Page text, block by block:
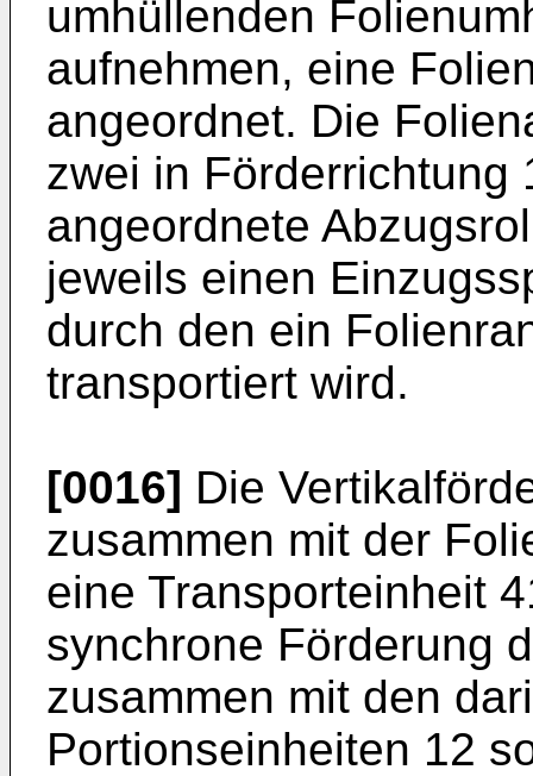
umhüllenden
aufnehmen, eine
angeordnet. Die
zwei in Förderrichtung
angeordnete
jeweils einen
durch den ein
transportiert wird.
[0016] Die
zusammen mit der
eine Transporteinheit
synchrone Förderung
zusammen mit den
Portionseinheiten 12